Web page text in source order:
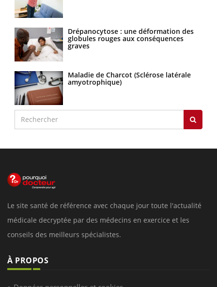
Drépanocytose : une déformation des
globules rouges aux conséquences
graves
Maladie de Charcot (Sclérose latérale
amyotrophique)
Le site santé de référence avec chaque jour toute l'actualité
médicale decryptée par des médecins en exercice et les
conseils des meilleurs spécialistes.
À PROPOS